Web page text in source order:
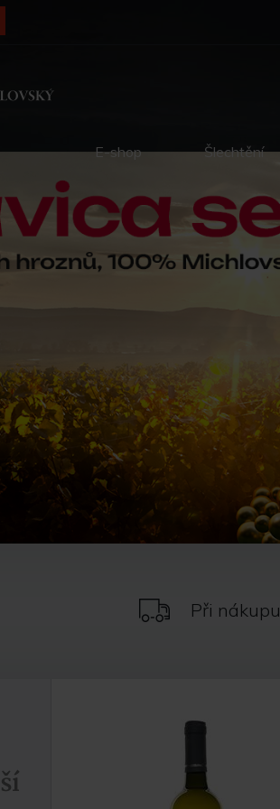
E-shop Šlechtění
Při nákupu